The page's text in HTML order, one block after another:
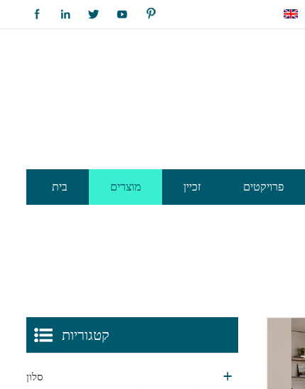
בית מוצרים זכיין פרויקטים
קטגוריות
סלון